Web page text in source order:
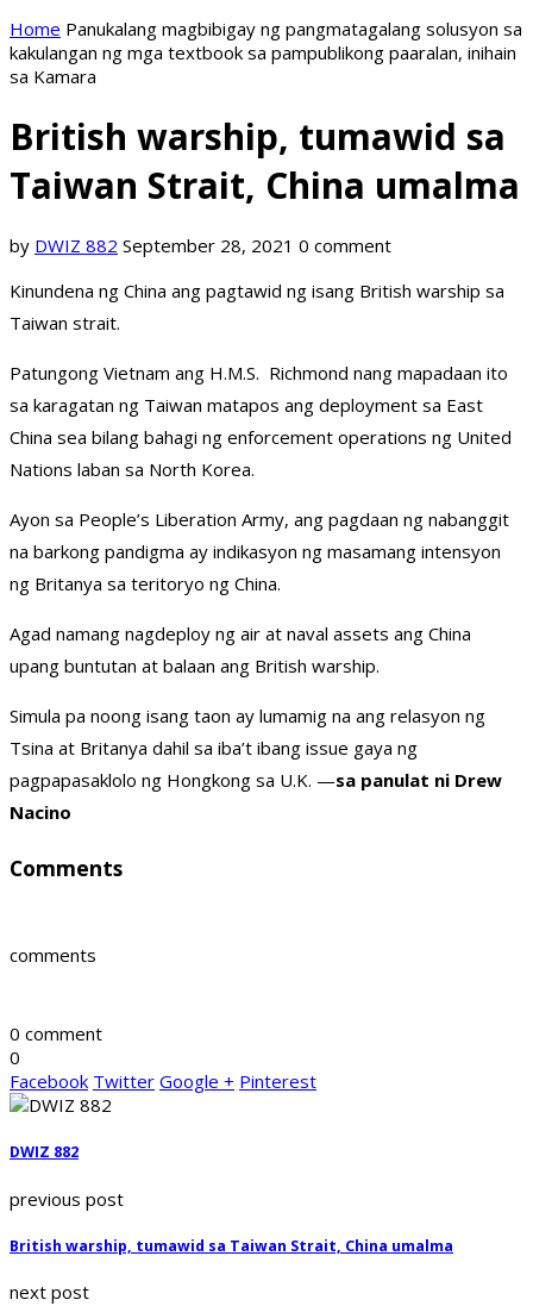
Home Panukalang magbibigay ng pangmatagalang solusyon sa
kakulangan ng mga textbook sa pampublikong paaralan, inihain
sa Kamara
British warship, tumawid sa
Taiwan Strait, China umalma
by DWIZ 882 September 28, 2021 0 comment
Kinundena ng China ang pagtawid ng isang British warship sa
Taiwan strait.
Patungong Vietnam ang H.M.S. Richmond nang mapadaan ito
sa karagatan ng Taiwan matapos ang deployment sa East
China sea bilang bahagi ng enforcement operations ng United
Nations laban sa North Korea.
Ayon sa People’s Liberation Army, ang pagdaan ng nabanggit
na barkong pandigma ay indikasyon ng masamang intensyon
ng Britanya sa teritoryo ng China.
Agad namang nagdeploy ng air at naval assets ang China
upang buntutan at balaan ang British warship.
Simula pa noong isang taon ay lumamig na ang relasyon ng
Tsina at Britanya dahil sa iba’t ibang issue gaya ng
pagpapasaklolo ng Hongkong sa U.K. —sa panulat ni Drew
Nacino
Comments
comments
0 comment
0
Facebook Twitter Google + Pinterest
DWIZ 882
previous post
British warship, tumawid sa Taiwan Strait, China umalma
next post